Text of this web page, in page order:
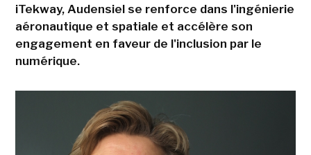
iTekway, Audensiel se renforce dans l'ingénierie
aéronautique et spatiale et accélère son
engagement en faveur de l'inclusion par le
numérique.